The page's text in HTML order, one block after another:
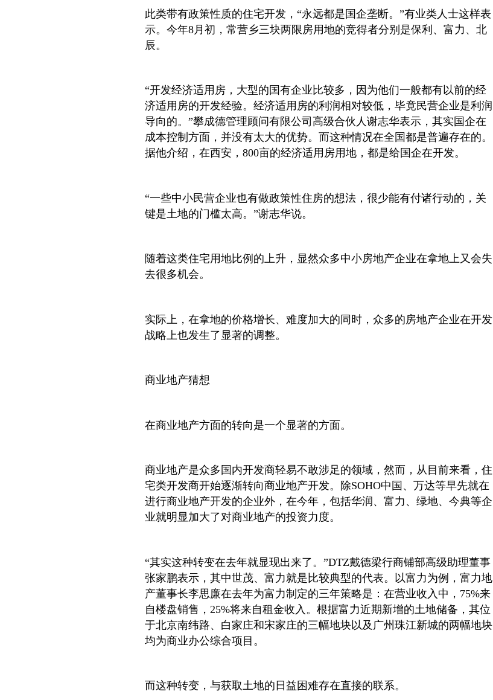
此类带有政策性质的住宅开发，“永远都是国企垄断。”有业类人士这样表
示。今年8月初，常营乡三块两限房用地的竞得者分别是保利、富力、北
辰。
“开发经济适用房，大型的国有企业比较多，因为他们一般都有以前的经
济适用房的开发经验。经济适用房的利润相对较低，毕竟民营企业是利润
导向的。”攀成德管理顾问有限公司高级合伙人谢志华表示，其实国企在
成本控制方面，并没有太大的优势。而这种情况在全国都是普遍存在的。
据他介绍，在西安，800亩的经济适用房用地，都是给国企在开发。
“一些中小民营企业也有做政策性住房的想法，很少能有付诸行动的，关
键是土地的门槛太高。”谢志华说。
随着这类住宅用地比例的上升，显然众多中小房地产企业在拿地上又会失
去很多机会。
实际上，在拿地的价格增长、难度加大的同时，众多的房地产企业在开发
战略上也发生了显著的调整。
商业地产猜想
在商业地产方面的转向是一个显著的方面。
商业地产是众多国内开发商轻易不敢涉足的领域，然而，从目前来看，住
宅类开发商开始逐渐转向商业地产开发。除SOHO中国、万达等早先就在
进行商业地产开发的企业外，在今年，包括华润、富力、绿地、今典等企
业就明显加大了对商业地产的投资力度。
“其实这种转变在去年就显现出来了。”DTZ戴德梁行商铺部高级助理董事
张家鹏表示，其中世茂、富力就是比较典型的代表。以富力为例，富力地
产董事长李思廉在去年为富力制定的三年策略是：在营业收入中，75%来
自楼盘销售，25%将来自租金收入。根据富力近期新增的土地储备，其位
于北京南纬路、白家庄和宋家庄的三幅地块以及广州珠江新城的两幅地块
均为商业办公综合项目。
而这种转变，与获取土地的日益困难存在直接的联系。